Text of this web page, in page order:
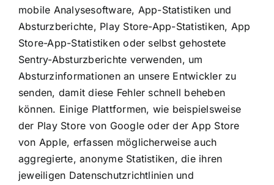
mobile Analysesoftware, App-Statistiken und
Absturzberichte, Play Store-App-Statistiken, App
Store-App-Statistiken oder selbst gehostete
Sentry-Absturzberichte verwenden, um
Absturzinformationen an unsere Entwickler zu
senden, damit diese Fehler schnell beheben
können. Einige Plattformen, wie beispielsweise
der Play Store von Google oder der App Store
von Apple, erfassen möglicherweise auch
aggregierte, anonyme Statistiken, die ihren
jeweiligen Datenschutzrichtlinien und